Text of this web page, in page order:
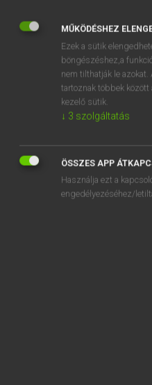
ONLINE
MŰKÖDÉSHEZ
Ezek a sütik
böngészéshez,a
nem tilthatják le
tartoznak többek
kezelő sütik.
↓ 3 szolgáltatás
ÖSSZES APP
Használja ezt a
engedélyezéséhez/